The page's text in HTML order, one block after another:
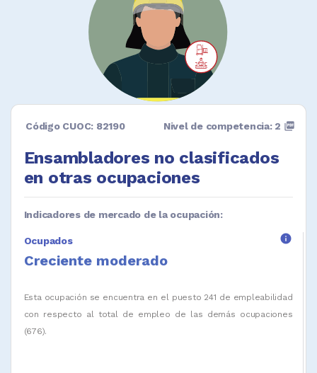
Código CUOC: 82190
Ensambladores no clasificados
en otras ocupaciones
Nivel de competencia: 2 picture_as_pdf
Indicadores de mercado de la ocupación:
Ocupados info
Creciente moderado
Esta ocupación se encuentra en el puesto 241 de empleabilidad
con respecto al total de empleo de las demás ocupaciones
(676).